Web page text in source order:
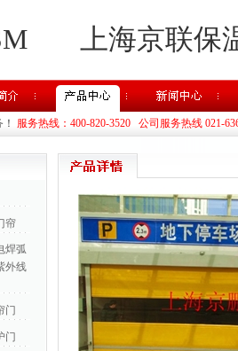
上海京联
服务热线：400-820-3520 公司服务热线 021-
帘
焊弧
外线
门
门